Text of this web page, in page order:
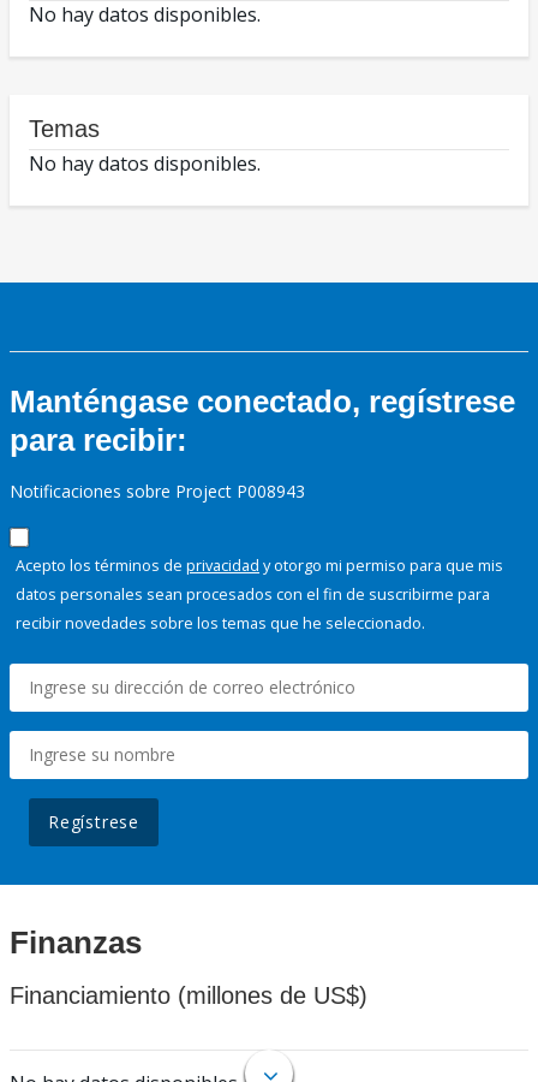
No hay datos disponibles.
Temas
No hay datos disponibles.
Manténgase conectado, regístrese
para recibir:
Notificaciones sobre Project P008943
Acepto los términos de privacidad y otorgo mi permiso para que mis
datos personales sean procesados con el fin de suscribirme para
recibir novedades sobre los temas que he seleccionado.
Regístrese
Finanzas
Financiamiento (millones de US$)